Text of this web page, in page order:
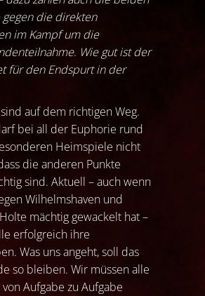
die direkten
im Kampf um die
Wie gut ist der
für den Endspurt in der
sind auf dem richtigen Weg.
bei all der Euphorie rund
Heimspiele nicht
die anderen Punkte
sind. Aktuell – auch wenn
Wilhelmshaven und
mächtig gewackelt hat –
erfolgreich ihre
Was uns angeht, soll das
so bleiben. Wir müssen alle
Aufgabe zu Aufgabe